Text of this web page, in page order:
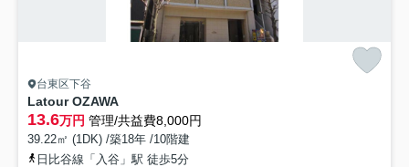
台東区下谷
Latour OZAWA
13.6万円 管理/共益費8,000円
39.22㎡ (1DK) /築18年 /10階建
日比谷線「入谷」駅 徒歩5分